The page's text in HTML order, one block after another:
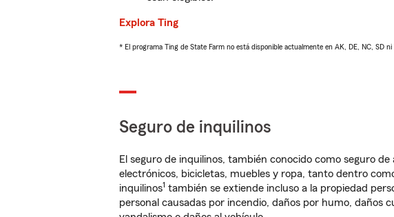
Explora Ting
* El programa Ting de State Farm no está disponible actualmente en AK, DE, NC, SD ni
Seguro de inquilinos
El seguro de inquilinos, también conocido como seguro
electrónicos, bicicletas, muebles y ropa, tanto dentro
inquilinos1 también se extiende incluso a la propiedad
personal causadas por incendio, daños por humo, daños